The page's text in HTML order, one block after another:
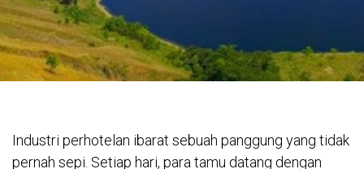
Industri perhotelan ibarat sebuah panggung yang tidak
pernah sepi. Setiap hari, para tamu datang dengan